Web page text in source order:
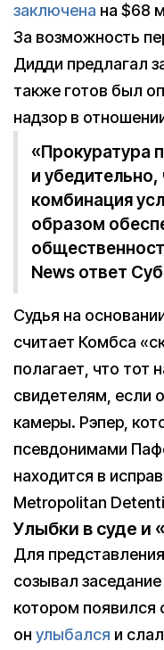
заключена на $68
За возможность
Дидди предлагал
также готов был
надзор в
«Прокуратура
и убедительно,
комбинация
образом
News ответ
Судья на
считает Комбса
полагает, что тот
свидетелям, если
камеры. Рэпер,
псевдонимами
находится в
Metropolitan
Улыбки в суде и
Для
созывал
котором появился
он улыбался и